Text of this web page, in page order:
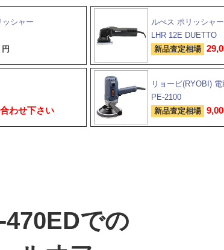
シャー
円
ルぺス ポリッシャー
LHR 12E DUETTO
新品査定相場
わせ下さい
リョービ(RYOBI)
PE-2100
新品査定相場
での